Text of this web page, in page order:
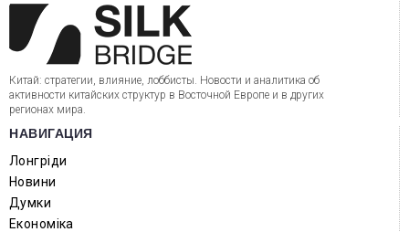
Китай: стратегии, влияние, лоббисты. Новости и аналитика об
активности китайских структур в Восточной Европе и в других
регионах мира.
НАВИГАЦИЯ
Лонгріди
Новини
Думки
Економіка